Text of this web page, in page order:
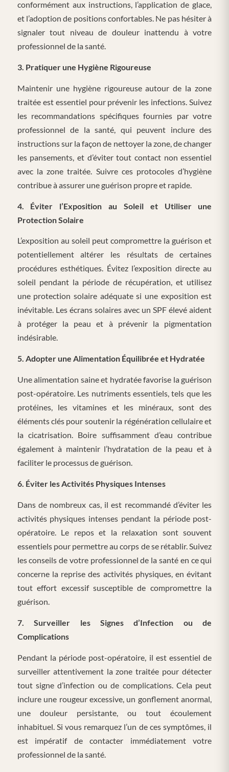
conformément aux instructions, l’application de glace,
et l’adoption de positions confortables. Ne pas hésiter à
signaler tout niveau de douleur inattendu à votre
professionnel de la santé.
3. Pratiquer une Hygiène Rigoureuse
Maintenir une hygiène rigoureuse autour de la zone
traitée est essentiel pour prévenir les infections. Suivez
les recommandations spécifiques fournies par votre
professionnel de la santé, qui peuvent inclure des
instructions sur la façon de nettoyer la zone, de changer
les pansements, et d’éviter tout contact non essentiel
avec la zone traitée. Suivre ces protocoles d’hygiène
contribue à assurer une guérison propre et rapide.
4. Éviter l’Exposition au Soleil et Utiliser une
Protection Solaire
L’exposition au soleil peut compromettre la guérison et
potentiellement altérer les résultats de certaines
procédures esthétiques. Évitez l’exposition directe au
soleil pendant la période de récupération, et utilisez
une protection solaire adéquate si une exposition est
inévitable. Les écrans solaires avec un SPF élevé aident
à protéger la peau et à prévenir la pigmentation
indésirable.
5. Adopter une Alimentation Équilibrée et Hydratée
Une alimentation saine et hydratée favorise la guérison
post-opératoire. Les nutriments essentiels, tels que les
protéines, les vitamines et les minéraux, sont des
éléments clés pour soutenir la régénération cellulaire et
la cicatrisation. Boire suffisamment d’eau contribue
également à maintenir l’hydratation de la peau et à
faciliter le processus de guérison.
6. Éviter les Activités Physiques Intenses
Dans de nombreux cas, il est recommandé d’éviter les
activités physiques intenses pendant la période post-
opératoire. Le repos et la relaxation sont souvent
essentiels pour permettre au corps de se rétablir. Suivez
les conseils de votre professionnel de la santé en ce qui
concerne la reprise des activités physiques, en évitant
tout effort excessif susceptible de compromettre la
guérison.
7. Surveiller les Signes d’Infection ou de
Complications
Pendant la période post-opératoire, il est essentiel de
surveiller attentivement la zone traitée pour détecter
tout signe d’infection ou de complications. Cela peut
inclure une rougeur excessive, un gonflement anormal,
une douleur persistante, ou tout écoulement
inhabituel. Si vous remarquez l’un de ces symptômes, il
est impératif de contacter immédiatement votre
professionnel de la santé.